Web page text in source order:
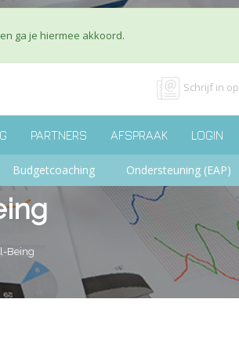
Schrijf in
Budgetcoaching Ondersteuning (EAP)
PARTNERS AFSPRAAK LOGIN
Being
ga je hiermee akkoord.